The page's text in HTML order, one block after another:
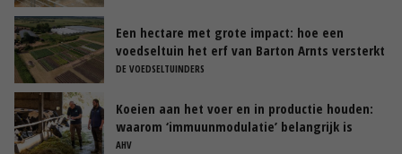
Een hectare met grote impact: hoe een
voedseltuin het erf van Barton Arnts versterkt
DE VOEDSELTUINDERS
Koeien aan het voer en in productie houden:
waarom ‘immuunmodulatie’ belangrijk is
tijdens de transitieperiode
AHV